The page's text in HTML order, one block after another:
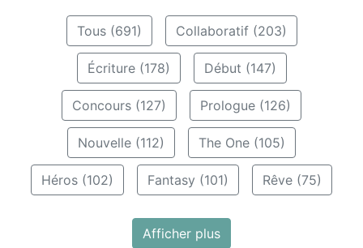
Tous (691) Collaboratif (203)
Écriture (178) Début (147)
Concours (127) Prologue (126)
Nouvelle (112) The One (105)
Héros (102) Fantasy (101) Rêve (75)
Afficher plus